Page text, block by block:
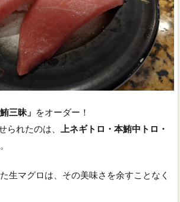
鮪三昧」 をオーダー！
られたのは、
上ネギトロ・本鮪中トロ・
生マグロは、その美味さを余すことなく